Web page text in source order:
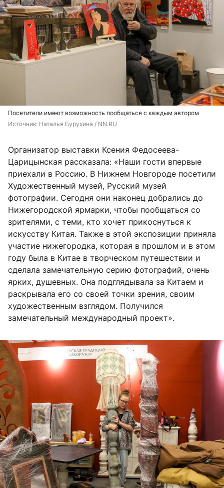
Посетители имеют возможность пообщаться с каждым автором
Источник: Наталья Бурухина / NN.RU
Организатор выставки Ксения Федосеева-
Царицынская рассказала: «Наши гости впервые
приехали в Россию. В Нижнем Новгороде посетили
Художественный музей, Русский музей
фотографии. Сегодня они наконец добрались до
Нижегородской ярмарки, чтобы пообщаться со
зрителями, с теми, кто хочет прикоснуться к
искусству Китая. Также в этой экспозиции приняла
участие нижегородка, которая в прошлом и в этом
году была в Китае в творческом путешествии и
сделала замечательную серию фотографий, очень
ярких, душевных. Она подглядывала за Китаем и
раскрывала его со своей точки зрения, своим
художественным взглядом. Получился
замечательный международный проект».